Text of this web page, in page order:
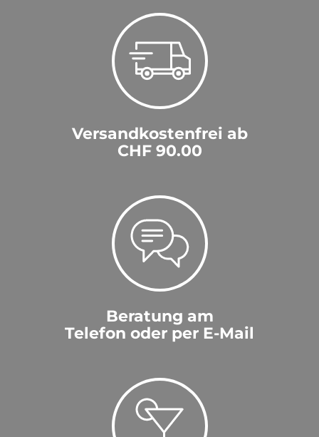
Versandkostenfrei ab
CHF 90.00
Beratung am
Telefon oder per E-Mail